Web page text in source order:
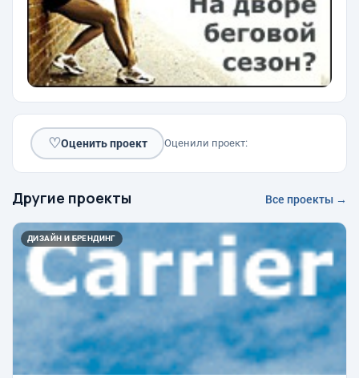
♡Оценить проект Оценили проект:
Другие проекты Все проекты →
ДИЗАЙН И БРЕНДИНГ